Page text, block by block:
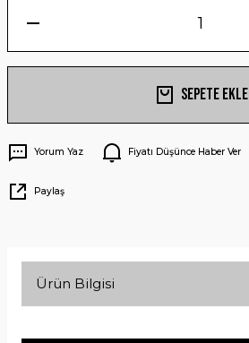
Sepete Ekle
Yorum Yaz Fiyatı Düşünce Haber Ver
Paylaş
Ürün Bilgisi